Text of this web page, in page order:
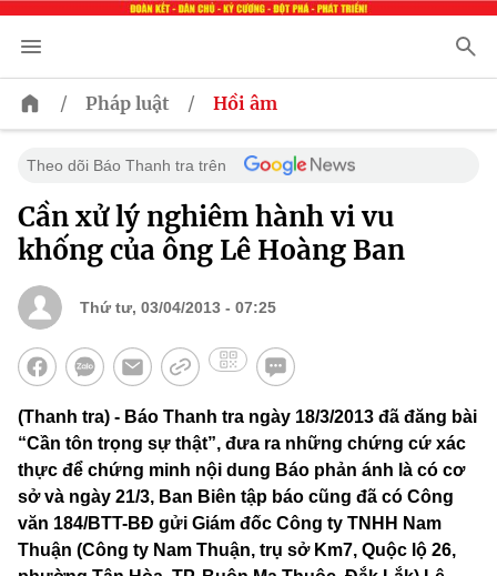
/ Pháp luật / Hồi âm
Theo dõi Báo Thanh tra trên
Cần xử lý nghiêm hành vi vu
khống của ông Lê Hoàng Ban
Thứ tư, 03/04/2013 - 07:25
(Thanh tra) - Báo Thanh tra ngày 18/3/2013 đã đăng bài
“Cần tôn trọng sự thật”, đưa ra những chứng cứ xác
thực để chứng minh nội dung Báo phản ánh là có cơ
sở và ngày 21/3, Ban Biên tập báo cũng đã có Công
văn 184/BTT-BĐ gửi Giám đốc Công ty TNHH Nam
Thuận (Công ty Nam Thuận, trụ sở Km7, Quộc lộ 26,